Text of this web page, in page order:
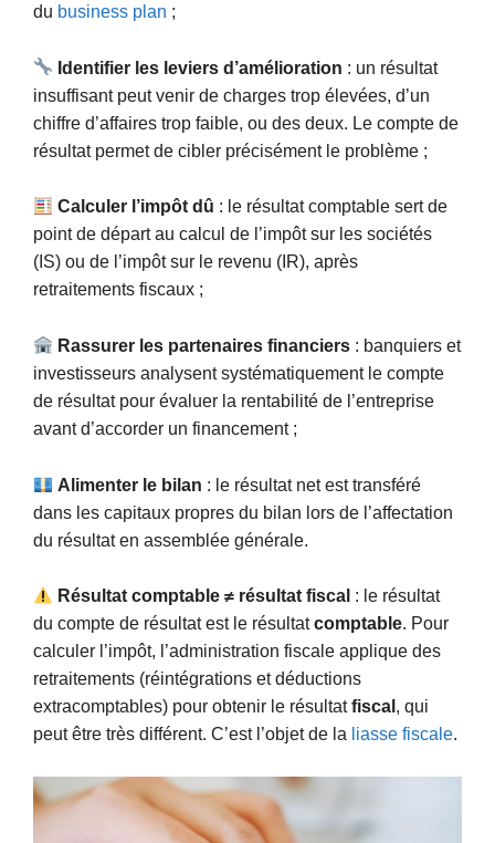
du business plan ;
Identifier les leviers d’amélioration : un résultat
insuffisant peut venir de charges trop élevées, d’un
chiffre d’affaires trop faible, ou des deux. Le compte de
résultat permet de cibler précisément le problème ;
Calculer l’impôt dû : le résultat comptable sert de
point de départ au calcul de l’impôt sur les sociétés
(IS) ou de l’impôt sur le revenu (IR), après
retraitements fiscaux ;
Rassurer les partenaires financiers : banquiers et
investisseurs analysent systématiquement le compte
de résultat pour évaluer la rentabilité de l’entreprise
avant d’accorder un financement ;
Alimenter le bilan : le résultat net est transféré
dans les capitaux propres du bilan lors de l’affectation
du résultat en assemblée générale.
Résultat comptable ≠ résultat fiscal : le résultat
du compte de résultat est le résultatcomptable. Pour
calculer l’impôt, l’administration fiscale applique des
retraitements (réintégrations et déductions
extracomptables) pour obtenir le résultatfiscal , qui
peut être très différent. C’est l’objet de la liasse fiscale.